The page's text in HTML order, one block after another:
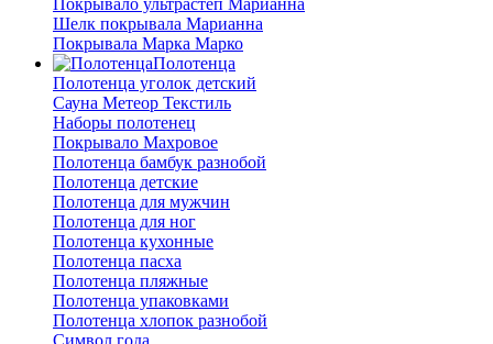
Покрывало ультрастеп Марианна
Шелк покрывала Марианна
Покрывала Марка Марко
Полотенца
Полотенца уголок детский
Сауна Метеор Текстиль
Наборы полотенец
Покрывало Махровое
Полотенца бамбук разнобой
Полотенца детские
Полотенца для мужчин
Полотенца для ног
Полотенца кухонные
Полотенца пасха
Полотенца пляжные
Полотенца упаковками
Полотенца хлопок разнобой
Символ года